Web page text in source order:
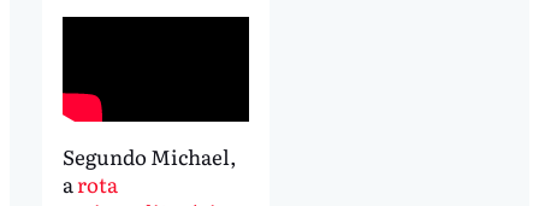
Segundo Michael,
arota